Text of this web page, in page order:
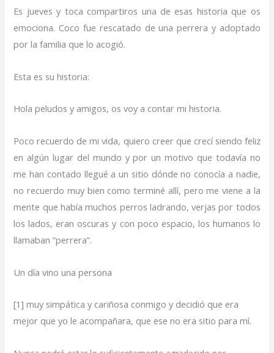
Es jueves y toca compartiros una de esas historia que os
emociona. Coco fue rescatado de una perrera y adoptado
por la familia que lo acogió.
Esta es su historia:
Hola peludos y amigos, os voy a contar mi historia.
Poco recuerdo de mi vida, quiero creer que crecí siendo feliz
en algún lugar del mundo y por un motivo que todavía no
me han contado llegué a un sitio dónde no conocía a nadie,
no recuerdo muy bien como terminé allí, pero me viene a la
mente que había muchos perros ladrando, verjas por todos
los lados, eran oscuras y con poco espacio, los humanos lo
llamaban “perrera”.
Un día vino una persona
[1] muy simpática y cariñosa conmigo y decidió que era
mejor que yo le acompañara, que ese no era sitio para mí.
Coco,nos
la
ha
él
nosotras